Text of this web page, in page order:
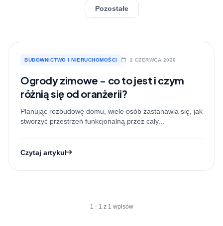
Pozostałe
BUDOWNICTWO I NIERUCHOMOŚCI 2 CZERWCA 2026
Ogrody zimowe - co to jest i czym
różnią się od oranżerii?
Planując rozbudowę domu, wiele osób zastanawia się, jak
stworzyć przestrzeń funkcjonalną przez cały...
Czytaj artykuł
1 - 1 z 1 wpisów